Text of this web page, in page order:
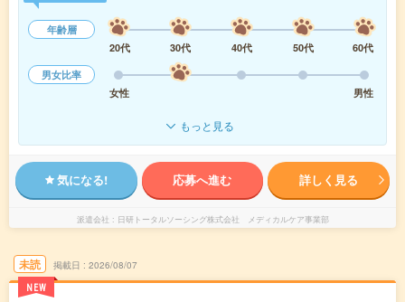
年齢層
20代
30代 40代 50代
60代
男女比率
女性
男性
もっと見る
気になる! 応募へ進む 詳しく見る
派遣会社 日研トータルソーシング株式会社 メディカルケア事業部
未読
NEW
掲載日 2026/08/07